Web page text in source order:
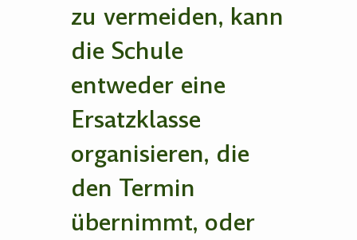
zu vermeiden, kann
die Schule
entweder eine
Ersatzklasse
organisieren, die
den Termin
übernimmt, oder